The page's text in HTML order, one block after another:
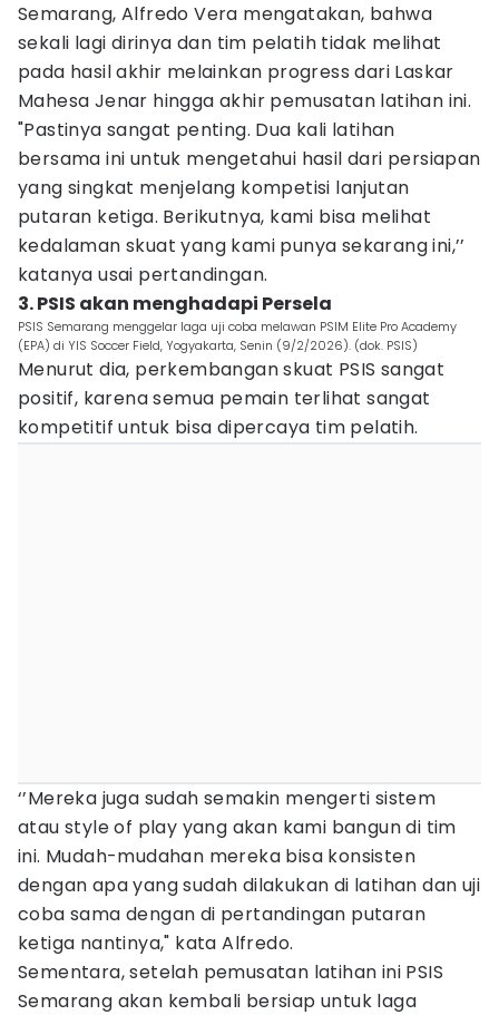
Semarang, Alfredo Vera mengatakan, bahwa
sekali lagi dirinya dan tim pelatih tidak melihat
pada hasil akhir melainkan progress dari Laskar
Mahesa Jenar hingga akhir pemusatan latihan ini.
"Pastinya sangat penting. Dua kali latihan
bersama ini untuk mengetahui hasil dari persiapan
yang singkat menjelang kompetisi lanjutan
putaran ketiga. Berikutnya, kami bisa melihat
kedalaman skuat yang kami punya sekarang ini,’’
katanya usai pertandingan.
3. PSIS akan menghadapi Persela
PSIS Semarang menggelar laga uji coba melawan PSIM Elite Pro Academy
(EPA) di YIS Soccer Field, Yogyakarta, Senin (9/2/2026). (dok. PSIS)
Menurut dia, perkembangan skuat PSIS sangat
positif, karena semua pemain terlihat sangat
kompetitif untuk bisa dipercaya tim pelatih.
‘’Mereka juga sudah semakin mengerti sistem
atau style of play yang akan kami bangun di tim
ini. Mudah-mudahan mereka bisa konsisten
dengan apa yang sudah dilakukan di latihan dan uji
coba sama dengan di pertandingan putaran
ketiga nantinya," kata Alfredo.
Sementara, setelah pemusatan latihan ini PSIS
Semarang akan kembali bersiap untuk laga